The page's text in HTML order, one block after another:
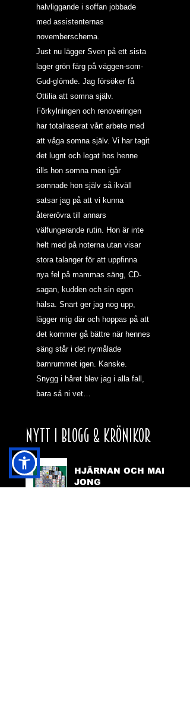
halvliggande i soffan jobbade
med assistenternas
novemberschema.
Just nu lägger Sven på ett sista
lager grön färg på väggen-som-
Gud-glömde. Jag försöker få
Ottilia att somna själv.
Förkylningen och renoveringen
har totalraserat vårt arbete med
att våga somna själv. Vi har tagit
det lugnt och legat hos henne
tills hon somna men igår
somnade hon själv så ikväll
satsar jag på att vi kunna
återerövra till annars
välfungerande rutin. Hon är inte
helt med på noterna utan visar
stora talanger för att uppfinna
nya fel på mammas säng, CD-
sagan, kudden och sin egen
hälsa. Snart ger jag nog upp,
lägger mig där och hoppas på att
det kommer gå bättre när hennes
säng står i det nymålade
barnrummet igen. Kanske.
Snygg i håret blev jag i alla fall,
bara så ni vet…
NYTT I BLOGG & KRÖNIKOR
HJÄRNAN OCH MAH
JONG